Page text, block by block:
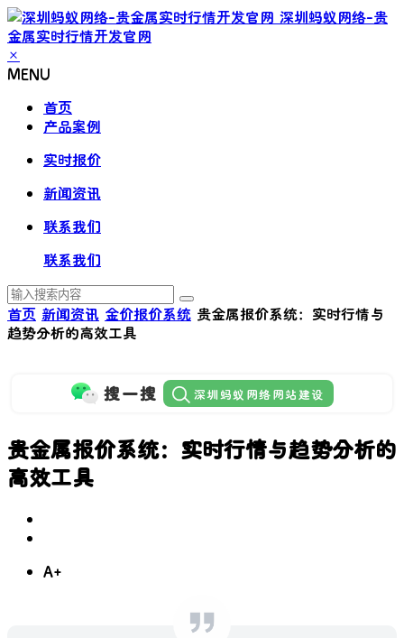
深圳蚂蚁网络-贵
金属实时行情开发官网
×
MENU
首页
产品案例
实时报价
新闻资讯
联系我们
联系我们
首页 新闻资讯 金价报价系统 贵金属报价系统：实时行情与
趋势分析的高效工具
搜一搜 深圳蚂蚁网络网站建设
贵金属报价系统：实时行情与趋势分析的
高效工具
A+